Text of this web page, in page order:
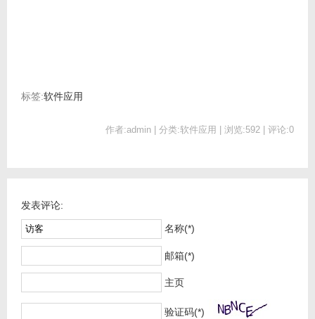
标签:软件应用
作者:admin | 分类:软件应用 | 浏览:592 | 评论:0
发表评论:
名称(*)
邮箱(*)
主页
验证码(*)